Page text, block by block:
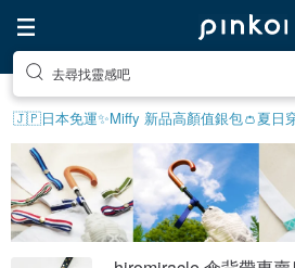
去尋找靈感吧
🇯🇵日本免運✨Miffy 新品高顏值銀包👛夏日